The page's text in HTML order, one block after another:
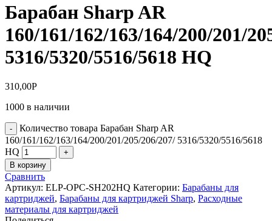
Барабан Sharp AR
160/161/162/163/164/200/201/
5316/5320/5516/5618 HQ
310,00Р
1000 в наличии
Количество товара Барабан Sharp AR
160/161/162/163/164/200/201/205/206/207/ 5316/5320/5516/5618
HQ
В корзину
Сравнить
Артикул: ELP-OPC-SH202HQ Категории: Барабаны для
картриджей, Барабаны для картриджей Sharp, Расходные
материалы для картриджей